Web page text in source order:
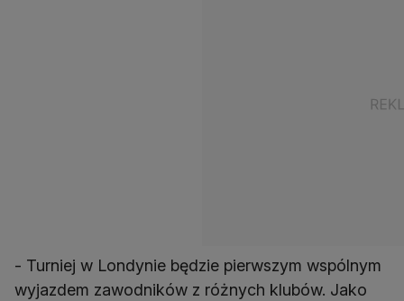
- Turniej w Londynie będzie pierwszym wspólnym
wyjazdem zawodników z różnych klubów. Jako